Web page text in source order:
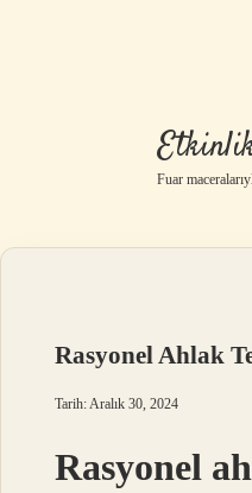
Fuar
Rasyonel Ahlak
Tarih: Aralık 30, 2024
Rasyonel